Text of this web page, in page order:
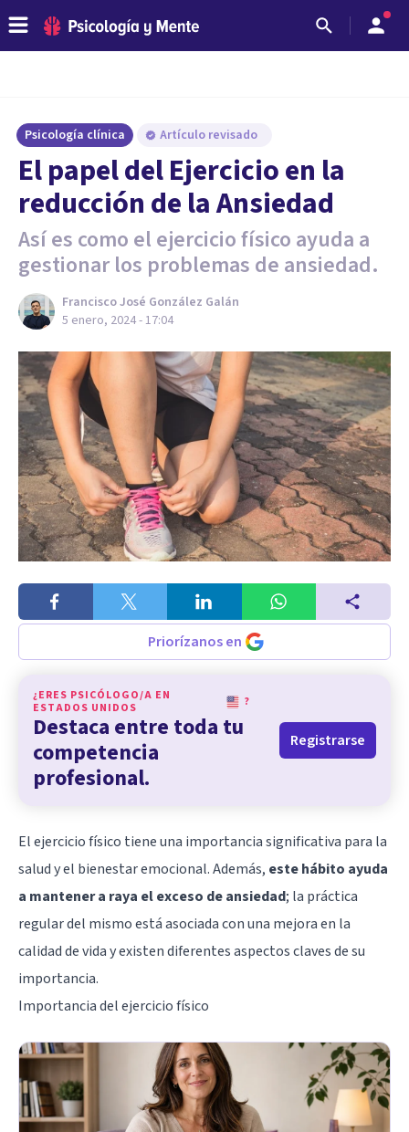
Psicología clínica Artículo revisado
El papel del Ejercicio en la
reducción de la Ansiedad
Así es como el ejercicio físico ayuda a
gestionar los problemas de ansiedad.
Francisco José González Galán
5 enero, 2024 - 17:04
Priorízanos en
¿ERES PSICÓLOGO/A EN
ESTADOS UNIDOS
?
Destaca entre toda tu
competencia
profesional.
Registrarse
El ejercicio físico tiene una importancia significativa para la
salud y el bienestar emocional. Además, este hábito ayuda
a mantener a raya el exceso de ansiedad; la práctica
regular del mismo está asociada con una mejora en la
calidad de vida y existen diferentes aspectos claves de su
importancia.
Importancia del ejercicio físico